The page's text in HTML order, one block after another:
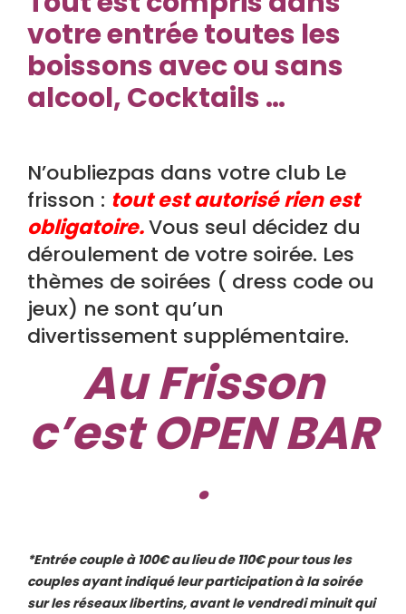
votre entrée toutes les
boissons avec ou sans
alcool, Cocktails …
N’oubliezpas dans votre club Le
frisson : tout est autorisé rien est
obligatoire.Vous seul décidez du
déroulement de votre soirée. Les
thèmes de soirées ( dress code ou
jeux) ne sont qu’un
divertissement supplémentaire.
Au Frisson
c’est OPEN BAR
.
*Entrée couple à 100€ au lieu de 110€ pour tous les
couples ayant indiqué leur participation à la soirée
sur les réseaux libertins, avant le vendredi minuit qui